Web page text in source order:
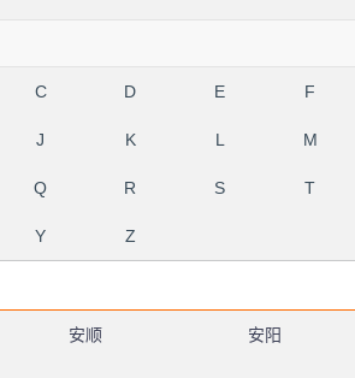
C D E F
J K L M
Q R S T
Y Z
安顺 安阳